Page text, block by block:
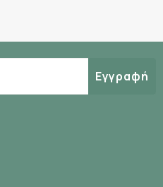
ΤΡΙΧΩΜΑΤΟΣ
ΜΕ ΤΟ
SPRAY
μεγαλύτερη
Εγγραφή